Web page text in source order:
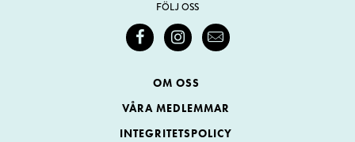
FÖLJ OSS
OM OSS
VÅRA MEDLEMMAR
INTEGRITETSPOLICY